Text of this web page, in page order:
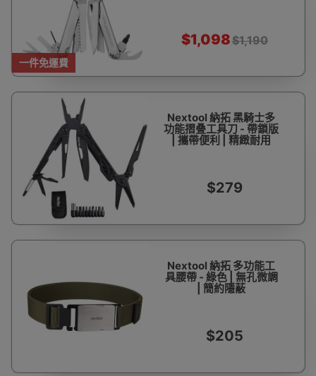
一件免運費
$1,098$1,190
Nextool 納拓 黑騎士多
功能摺叠工具刀 - 帶鎖版
| 攜帶便利 | 精緻耐用
$279
Nextool 納拓 多功能工
具腰帶 - 綠色 | 無孔微調
| 簡約隱蔽
$205